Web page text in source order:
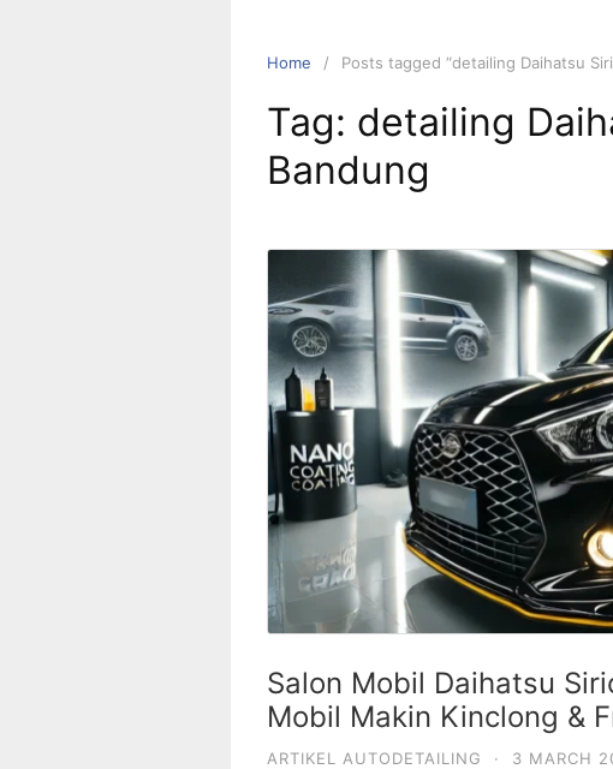
Home Posts tagged “detailing Daihatsu
Tag: detailing
Bandung
Salon Mobil Daihatsu
Mobil Makin Kinclong &
ARTIKEL AUTODETAILING · 3 MARCH